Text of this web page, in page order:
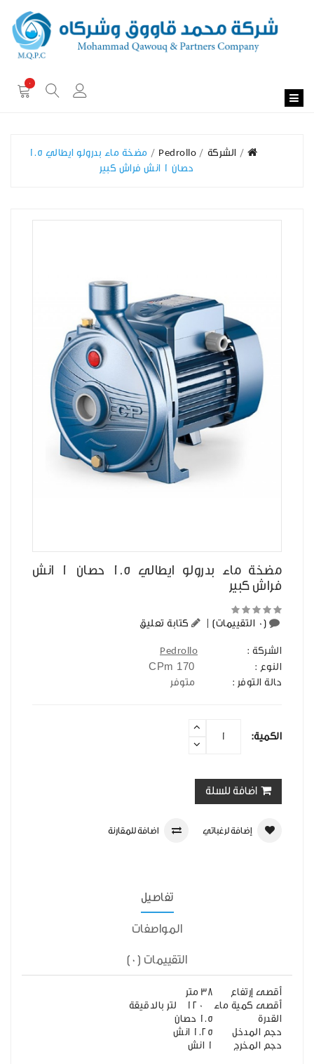
0
الشركة Pedrollo
مضخة ماء بدرولو ايطالي 1.5
حصان 1 انش فراش كبير
مضخة ماء بدرولو ايطالي 1.5 حصان 1 انش
فراش كبير
(0 التقييمات) كتابة تعليق
الشركة :
Pedrollo
النوع :
حالة التوفر : متوفر
الكمية:
اضافة للسلة
إضافة لرغباتي اضافة للمقارنة
تفاصيل
المواصفات
التقييمات (0)
أقصى إرتفاع
38 متر
أقصى كمية ماء
القدرة
1.5 حصان
حجم المدخل
1.25 انش
حجم المخرج
1 انش